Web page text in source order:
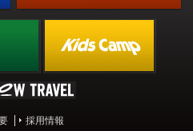
採用情報